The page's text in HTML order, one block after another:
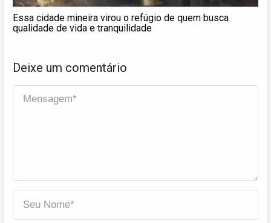
Essa cidade mineira virou o refúgio de quem busca
qualidade de vida e tranquilidade
Deixe um comentário